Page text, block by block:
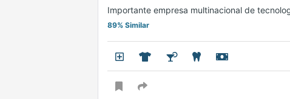
Importante empresa multinacional de
89% Similar